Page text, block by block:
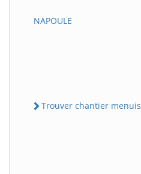
NAPOULE
Trouver chantier